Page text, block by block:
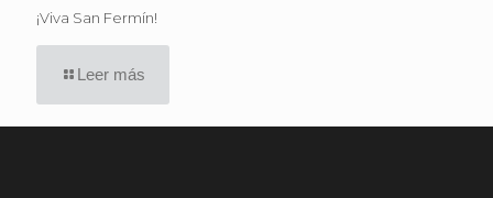
¡Viva San Fermín!
Leer más